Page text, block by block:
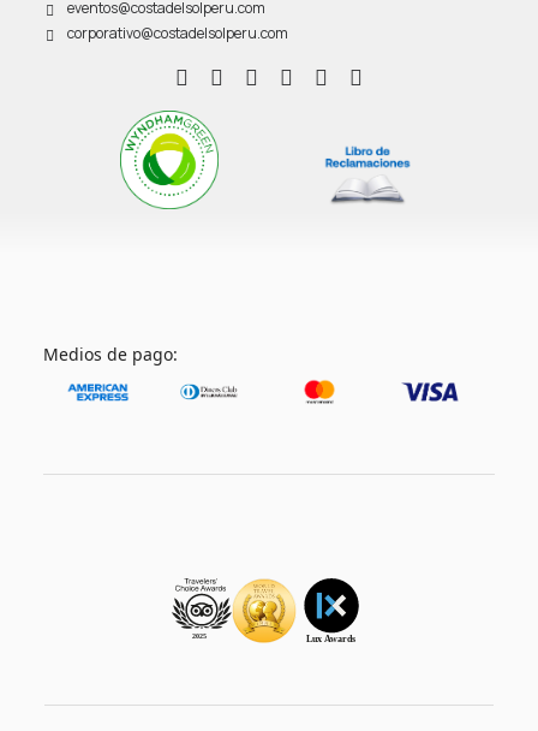
eventos@costadelsolperu.com
corporativo@costadelsolperu.com
Medios de pago: